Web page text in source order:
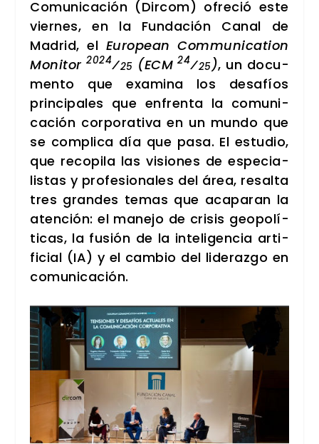
Comu­ni­ca­ción (Dir­com) ofre­ció este
vier­nes, en la Fun­da­ción Canal de
Madrid, el Euro­pean Com­mu­ni­ca­tion
Moni­tor2024⁄25 (ECM24⁄25), un docu­
men­to que exa­mi­na los desa­fíos
prin­ci­pa­les que enfren­ta la comu­ni­
ca­ción cor­po­ra­ti­va en un mun­do que
se com­pli­ca día que pasa. El estu­dio,
que reco­pi­la las visio­nes de espe­cia­
lis­tas y pro­fe­sio­na­les del área, resal­ta
tres gran­des temas que aca­pa­ran la
aten­ción: el mane­jo de cri­sis geo­po­lí­
ti­cas, la fusión de la inte­li­gen­cia arti­
fi­cial (IA) y el cam­bio del lide­raz­go en
comu­ni­ca­ción.